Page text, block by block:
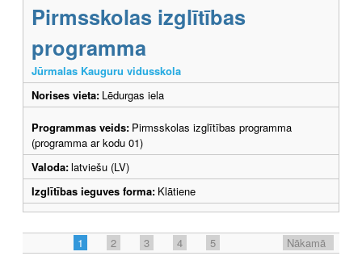
Pirmsskolas izglītības
programma
Jūrmalas Kauguru vidusskola
Norises vieta: Lēdurgas iela
Programmas veids: Pirmsskolas izglītības programma
(programma ar kodu 01)
Valoda:latviešu (LV)
Izglītības ieguves forma: Klātiene
1 2 3 4 5
Nākamā